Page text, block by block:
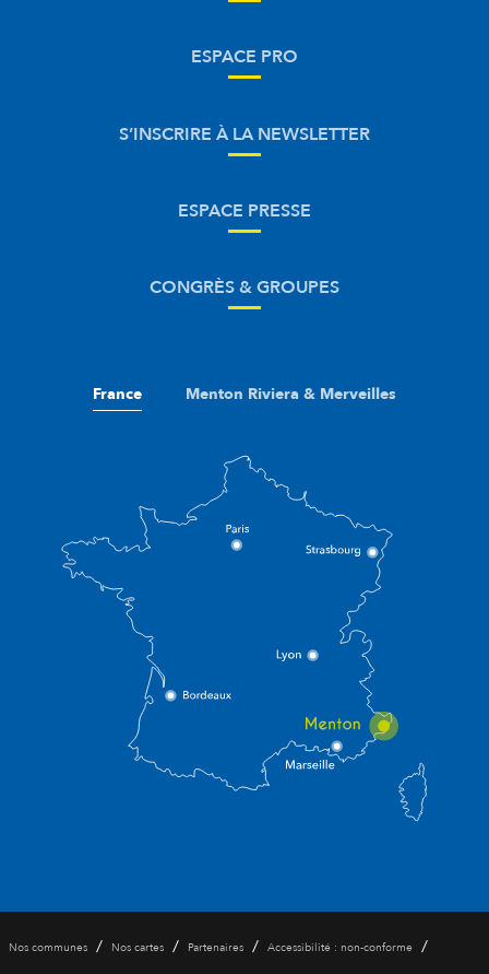
ESPACE PRO
S’INSCRIRE À LA NEWSLETTER
ESPACE PRESSE
CONGRÈS & GROUPES
France Menton Riviera & Merveilles
Nos communes / Nos cartes / Partenaires / Accessibilité : non-conforme /